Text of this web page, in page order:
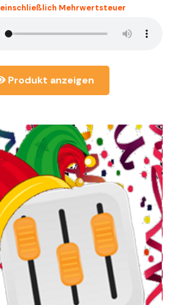
einschließlich Mehrwertsteuer
Produkt anzeigen